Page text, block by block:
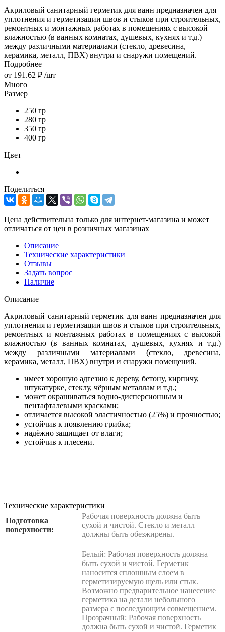
Акриловый санитарный герметик для ванн предназначен для
уплотнения и герметизации швов и стыков при строительных,
ремонтных и монтажных работах в помещениях с высокой
влажностью (в ванных комнатах, душевых, кухнях и т.д.)
между различными материалами (стекло, древесина,
керамика, металл, ПВХ) внутри и снаружи помещений.
Подробнее
от 191.62 ₽ /шт
Много
Размер
250 гр
280 гр
350 гр
400 гр
Цвет
Поделиться
Цена действительна только для интернет-магазина и может
отличаться от цен в розничных магазинах
Описание
Технические характеристики
Отзывы
Задать вопрос
Наличие
Описание
Акриловый санитарный герметик для ванн предназначен для
уплотнения и герметизации швов и стыков при строительных,
ремонтных и монтажных работах в помещениях с высокой
влажностью (в ванных комнатах, душевых, кухнях и т.д.)
между различными материалами (стекло, древесина,
керамика, металл, ПВХ) внутри и снаружи помещений.
имеет хорошую адгезию к дереву, бетону, кирпичу,
штукатурке, стеклу, чёрным металлам и т.д.;
может окрашиваться водно-дисперсионным и
пентафталевыми красками;
отличается высокой эластичностью (25%) и прочностью;
устойчив к появлению грибка;
надёжно защищает от влаги;
устойчив к плесени.
Технические характеристики
Подготовка
поверхности:
Рабочая поверхность должна быть
сухой и чистой. Стекло и металл
должны быть обезжирены.
Белый: Рабочая поверхность должна
быть сухой и чистой. Герметик
наносится сплошным слоем в
герметизируемую щель или стык.
Возможно предварительное нанесение
герметика на детали небольшого
размера с последующим совмещением.
Прозрачный: Рабочая поверхность
должна быть сухой и чистой. Герметик